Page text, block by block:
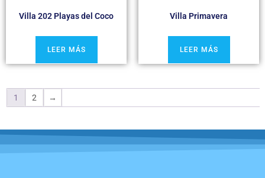
Villa 202 Playas del Coco
LEER MÁS
Villa Primavera
LEER MÁS
1 2 →